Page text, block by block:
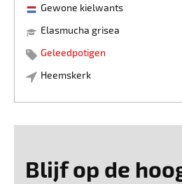
Gewone kielwants
Elasmucha grisea
Geleedpotigen
Heemskerk
Blijf op de